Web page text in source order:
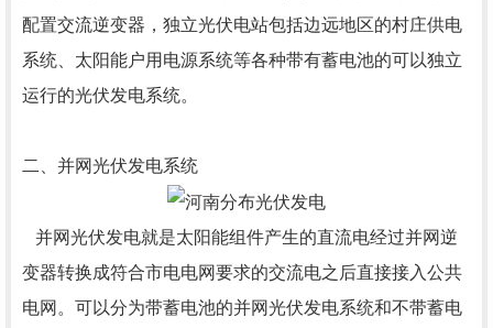
配置交流逆变器，独立光伏电站包括边远地区的村庄供电
系统、太阳能户用电源系统等各种带有蓄电池的可以独立
运行的光伏发电系统。
二、并网光伏发电系统
并网光伏发电就是太阳能组件产生的直流电经过并网逆
变器转换成符合市电电网要求的交流电之后直接接入公共
电网。可以分为带蓄电池的并网光伏发电系统和不带蓄电